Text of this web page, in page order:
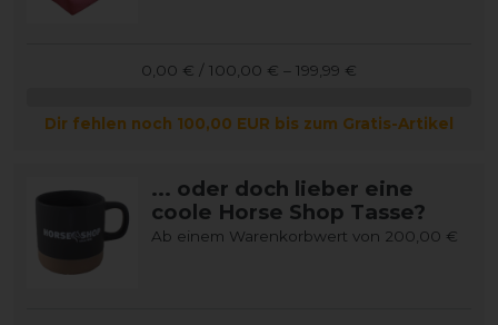
0,00 € / 100,00 € – 199,99 €
Dir fehlen noch 100,00 EUR bis zum Gratis-Artikel
... oder doch lieber eine
coole Horse Shop Tasse?
Ab einem Warenkorbwert von 200,00 €